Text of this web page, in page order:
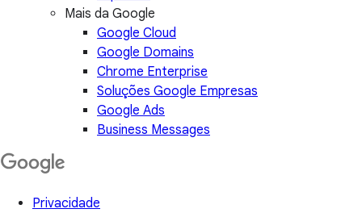
Mais da Google
Google Cloud
Google Domains
Chrome Enterprise
Soluções Google Empresas
Google Ads
Business Messages
Privacidade